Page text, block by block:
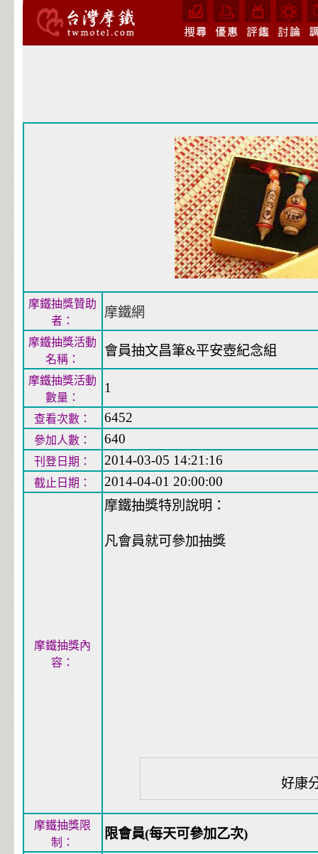
摩鐵抽獎贊助
者：
摩鐵網
摩鐵抽獎活動
名稱：
會員抽文昌筆&平安壺紀念組
摩鐵抽獎活動
數量：
1
查看次數： 6452
參加人數： 640
刊登日期： 2014-03-05 14:21:16
截止日期： 2014-04-01 20:00:00
摩鐵抽獎內
容：
摩鐵抽獎特別說明：
凡會員就可參加抽獎
好康
摩鐵抽獎限
制：
限會員(每天可參加乙次)